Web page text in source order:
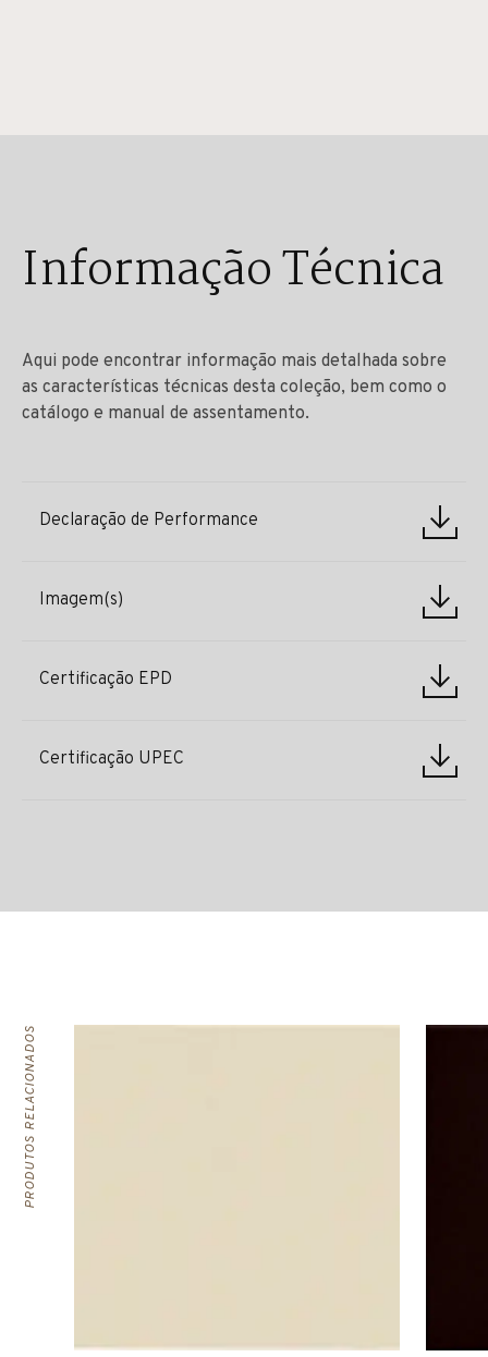
Informação Técnica
Aqui pode encontrar informação mais detalhada sobre
as características técnicas desta coleção, bem como o
catálogo e manual de assentamento.
Declaração de Performance
Imagem(s)
Certificação EPD
Certificação UPEC
PRODUTOS RELACIONADOS